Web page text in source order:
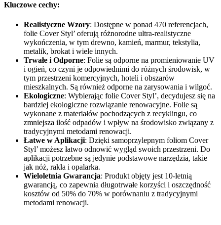
Kluczowe cechy:
Realistyczne Wzory: Dostępne w ponad 470 referencjach,
folie Cover Styl’ oferują różnorodne ultra-realistyczne
wykończenia, w tym drewno, kamień, marmur, tekstylia,
metalik, brokat i wiele innych.
Trwałe i Odporne: Folie są odporne na promieniowanie UV
i ogień, co czyni je odpowiednimi do różnych środowisk, w
tym przestrzeni komercyjnych, hoteli i obszarów
mieszkalnych. Są również odporne na zarysowania i wilgoć.
Ekologiczne: Wybierając folie Cover Styl’, decydujesz się na
bardziej ekologiczne rozwiązanie renowacyjne. Folie są
wykonane z materiałów pochodzących z recyklingu, co
zmniejsza ilość odpadów i wpływ na środowisko związany z
tradycyjnymi metodami renowacji.
Łatwe w Aplikacji: Dzięki samoprzylepnym foliom Cover
Styl’ możesz łatwo odnowić wygląd swoich przestrzeni. Do
aplikacji potrzebne są jedynie podstawowe narzędzia, takie
jak nóż, rakla i opalarka.
Wieloletnia Gwarancja: Produkt objęty jest 10-letnią
gwarancją, co zapewnia długotrwałe korzyści i oszczędność
kosztów od 50% do 70% w porównaniu z tradycyjnymi
metodami renowacji.